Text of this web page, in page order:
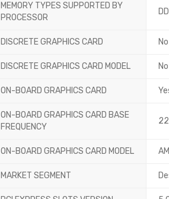
MEMORY TYPES SUPPORTED BY
PROCESSOR
DISCRETE GRAPHICS CARD No
DISCRETE GRAPHICS CARD MODEL
ON-BOARD GRAPHICS CARD
ON-BOARD GRAPHICS CARD BASE
FREQUENCY
ON-BOARD GRAPHICS CARD MODEL
MARKET SEGMENT